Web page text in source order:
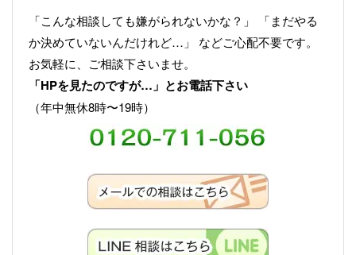
「こんな相談しても嫌がられないかな？」 「まだやる
か決めていないんだけれど…」 などご心配不要です。
お気軽に、ご相談下さいませ。
「HPを見たのですが…」とお電話下さい
（年中無休8時〜19時）